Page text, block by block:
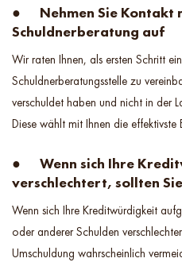
● Nehmen Sie Kontakt
Schuldnerberatung auf
Wir raten Ihnen, als ersten Schritt
Schuldnerberatungsstelle zu
verschuldet haben und nicht in der
Diese wählt mit Ihnen die effektivste
● Wenn sich Ihre
verschlechtert, sollten
Wenn sich Ihre Kreditwürdigkeit
oder anderer Schulden
Umschuldung wahrscheinlich